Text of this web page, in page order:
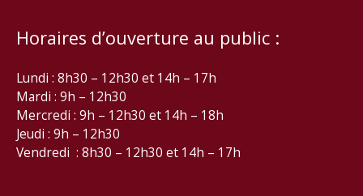
Horaires d’ouverture au public :
Lundi : 8h30 – 12h30 et 14h – 17h
Mardi : 9h – 12h30
Mercredi : 9h – 12h30 et 14h – 18h
Jeudi : 9h – 12h30
Vendredi : 8h30 – 12h30 et 14h – 17h